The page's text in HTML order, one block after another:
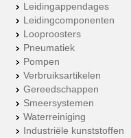
Leidingappendages
Leidingcomponenten
Looproosters
Pneumatiek
Pompen
Verbruiksartikelen
Gereedschappen
Smeersystemen
Waterreiniging
Industriële kunststoffen